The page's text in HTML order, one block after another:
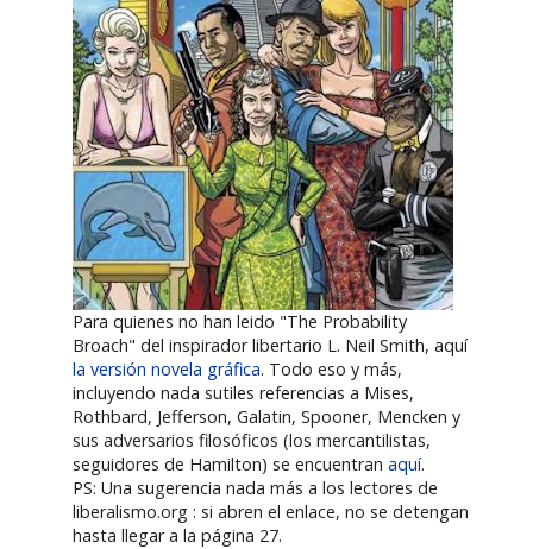
Para quienes no han leido "The Probability
Broach" del inspirador libertario L. Neil Smith, aquí
la versión novela gráfica. Todo eso y más,
incluyendo nada sutiles referencias a Mises,
Rothbard, Jefferson, Galatin, Spooner, Mencken y
sus adversarios filosóficos (los mercantilistas,
seguidores de Hamilton) se encuentranaquí.
PS: Una sugerencia nada más a los lectores de
liberalismo.org : si abren el enlace, no se detengan
hasta llegar a la página 27.